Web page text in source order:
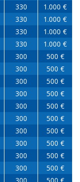
330
1.000 €
330
1.000 €
330
1.000 €
330
1.000 €
300
500 €
300
500 €
300
500 €
300
500 €
300
500 €
300
500 €
300
500 €
300
500 €
300
500 €
300
500 €